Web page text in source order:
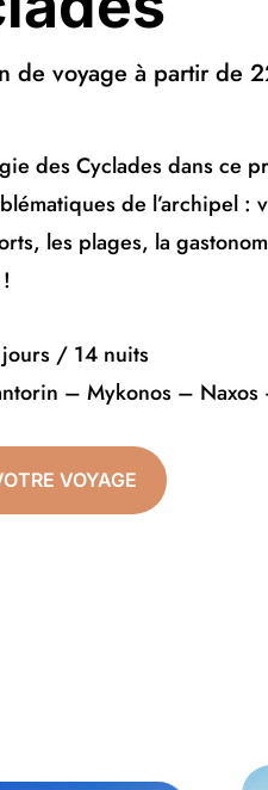
de voyage à partir de
des Cyclades dans ce
de l’archipel :
les plages, la
/ 14 nuits
– Mykonos – Naxos
VOYAGE